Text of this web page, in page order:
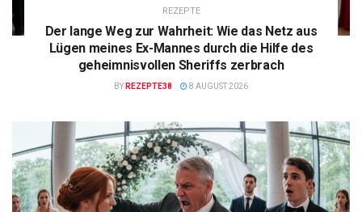
REZEPTE
Der lange Weg zur Wahrheit: Wie das Netz aus
Lügen meines Ex-Mannes durch die Hilfe des
geheimnisvollen Sheriffs zerbrach
BY REZEPTE38 8 AUGUST 2026